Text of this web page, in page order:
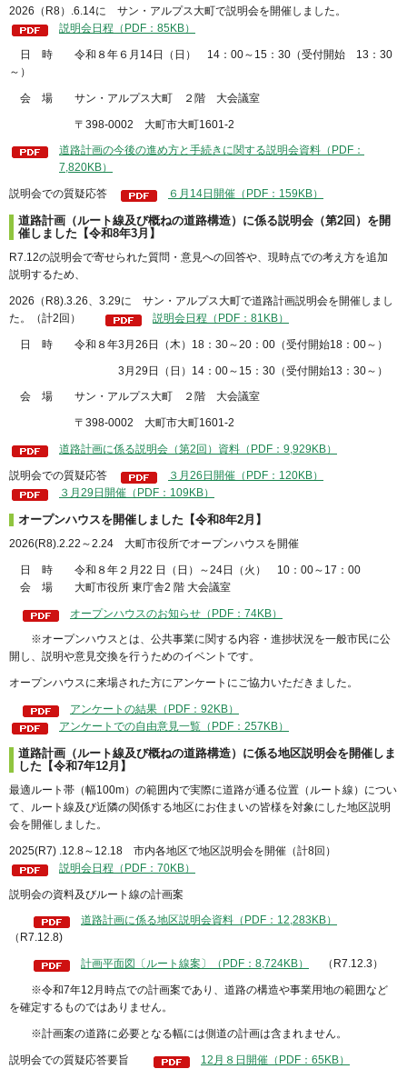
2026（R8）.6.14に サン・アルプス大町で説明会を開催しました。
説明会日程（PDF：85KB）
日 時 令和８年６月14日（日） 14：00～15：30（受付開始 13：30
～）
会 場 サン・アルプス大町 ２階 大会議室
〒398-0002 大町市大町1601-2
道路計画の今後の進め方と手続きに関する説明会資料（PDF：
7,820KB）
説明会での質疑応答 ６月14日開催（PDF：159KB）
道路計画（ルート線及び概ねの道路構造）に係る説明会（第2回）を開
催しました【令和8年3月】
R7.12の説明会で寄せられた質問・意見への回答や、現時点での考え方を追加
説明するため、
2026（R8).3.26、3.29に サン・アルプス大町で道路計画説明会を開催しまし
た。（計2回）
説明会日程（PDF：81KB）
日 時 令和８年3月26日（木）18：30～20：00（受付開始18：00～）
3月29日（日）14：00～15：30（受付開始13：30～）
会 場 サン・アルプス大町 ２階 大会議室
〒398-0002 大町市大町1601-2
道路計画に係る説明会（第2回）資料（PDF：9,929KB）
説明会での質疑応答
３月26日開催（PDF：120KB）
３月29日開催（PDF：109KB）
オープンハウスを開催しました【令和8年2月】
2026(R8).2.22～2.24 大町市役所でオープンハウスを開催
日 時 令和８年２月22 日（日）～24日（火） 10：00～17：00
会 場 大町市役所 東庁舎2 階 大会議室
オープンハウスのお知らせ（PDF：74KB）
※オープンハウスとは、公共事業に関する内容・進捗状況を一般市民に公
開し、説明や意見交換を行うためのイベントです。
オープンハウスに来場された方にアンケートにご協力いただきました。
アンケートの結果（PDF：92KB）
アンケートでの自由意見一覧（PDF：257KB）
道路計画（ルート線及び概ねの道路構造）に係る地区説明会を開催しま
した【令和7年12月】
最適ルート帯（幅100m）の範囲内で実際に道路が通る位置（ルート線）につい
て、ルート線及び近隣の関係する地区にお住まいの皆様を対象にした地区説明
会を開催しました。
2025(R7) .12.8～12.18 市内各地区で地区説明会を開催（計8回）
説明会日程（PDF：70KB）
説明会の資料及びルート線の計画案
道路計画に係る地区説明会資料（PDF：12,283KB）
（R7.12.8)
計画平面図〔ルート線案〕（PDF：8,724KB） （R7.12.3）
※令和7年12月時点での計画案であり、道路の構造や事業用地の範囲など
を確定するものではありません。
※計画案の道路に必要となる幅には側道の計画は含まれません。
説明会での質疑応答要旨
12月８日開催（PDF：65KB）